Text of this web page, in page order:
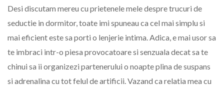
Desi discutam mereu cu prietenele mele despre trucuri de
seductie in dormitor, toate imi spuneau ca cel mai simplu si
mai eficient este sa porti o lenjerie intima. Adica, e mai usor sa
te imbraci intr-o piesa provocatoare si senzuala decat sa te
chinui sa ii organizezi partenerului o noapte plina de suspans
si adrenalina cu tot felul de artificii. Vazand ca relatia mea cu